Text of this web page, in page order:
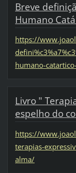
Breve
Humano
https://
humano-
Livro "
espelho do
https://
terapias-
alma/